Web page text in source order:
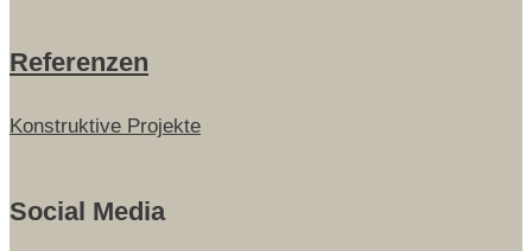
Referenzen
Konstruktive Projekte
Social Media